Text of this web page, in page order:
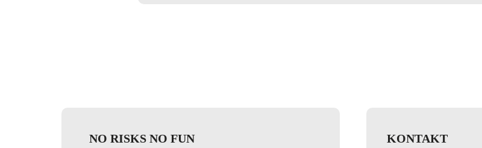
NO RISKS NO FUN KONTAKT